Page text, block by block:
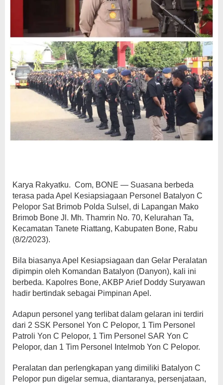
Karya Rakyatku. Com, BONE — Suasana berbeda
terasa pada Apel Kesiapsiagaan Personel Batalyon C
Pelopor Sat Brimob Polda Sulsel, di Lapangan Mako
Brimob Bone Jl. Mh. Thamrin No. 70, Kelurahan Ta,
Kecamatan Tanete Riattang, Kabupaten Bone, Rabu
(8/2/2023).
Bila biasanya Apel Kesiapsiagaan dan Gelar Peralatan
dipimpin oleh Komandan Batalyon (Danyon), kali ini
berbeda. Kapolres Bone, AKBP Arief Doddy Suryawan
hadir bertindak sebagai Pimpinan Apel.
Adapun personel yang terlibat dalam gelaran ini terdiri
dari 2 SSK Personel Yon C Pelopor, 1 Tim Personel
Patroli Yon C Pelopor, 1 Tim Personel SAR Yon C
Pelopor, dan 1 Tim Personel Intelmob Yon C Pelopor.
Peralatan dan perlengkapan yang dimiliki Batalyon C
Pelopor pun digelar semua, diantaranya, persenjataan,